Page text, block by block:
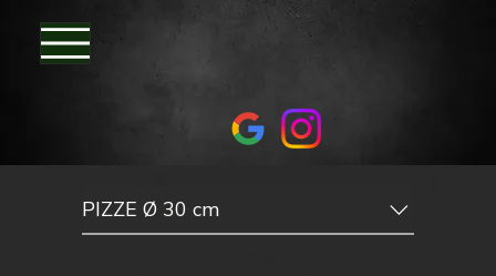
PIZZE Ø 30 cm